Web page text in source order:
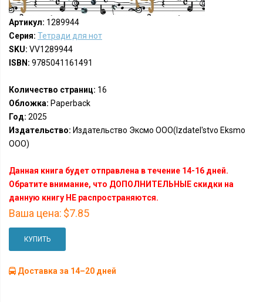
Артикул: 1289944
Серия: Тетради для нот
SKU: VV1289944
ISBN: 9785041161491
Количество страниц: 16
Обложка: Paperback
Год: 2025
Издательство: Издательство Эксмо ООО(Izdatel'stvo Eksmo
OOO)
Данная книга будет отправлена в течение 14-16 дней.
Обратите внимание, что ДОПОЛНИТЕЛЬНЫЕ скидки на
данную книгу НЕ распространяются.
Ваша цена: $7.85
КУПИТЬ
Доставка за 14–20 дней